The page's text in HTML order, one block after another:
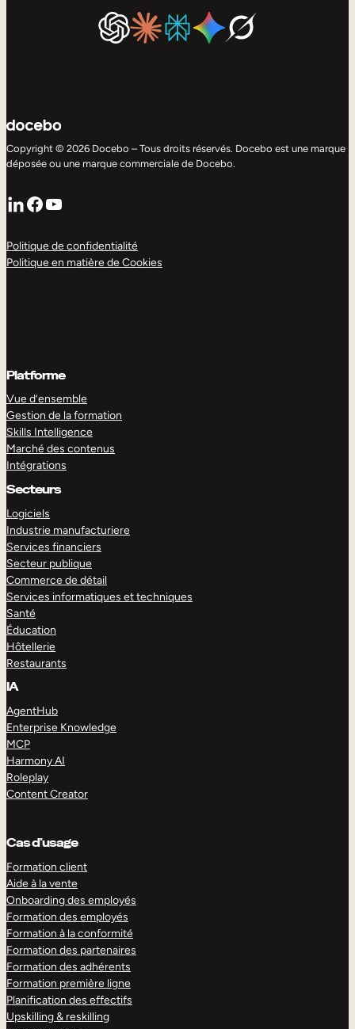
Copyright © 2026 Docebo – Tous droits réservés. Docebo est une marque
déposée ou une marque commerciale de Docebo.
LinkedIn
Facebook
YouTube
Politique de confidentialité
Politique en matière de Cookies
Platforme
Vue d’ensemble
Gestion de la formation
Skills Intelligence
Marché des contenus
Intégrations
Secteurs
Logiciels
Industrie manufacturiere
Services financiers
Secteur publique
Commerce de détail
Services informatiques et techniques
Santé
Éducation
Hôtellerie
Restaurants
IA
AgentHub
Enterprise Knowledge
MCP
Harmony AI
Roleplay
Content Creator
Cas d’usage
Formation client
Aide à la vente
Onboarding des employés
Formation des employés
Formation à la conformité
Formation des partenaires
Formation des adhérents
Formation première ligne
Planification des effectifs
Upskilling & reskilling